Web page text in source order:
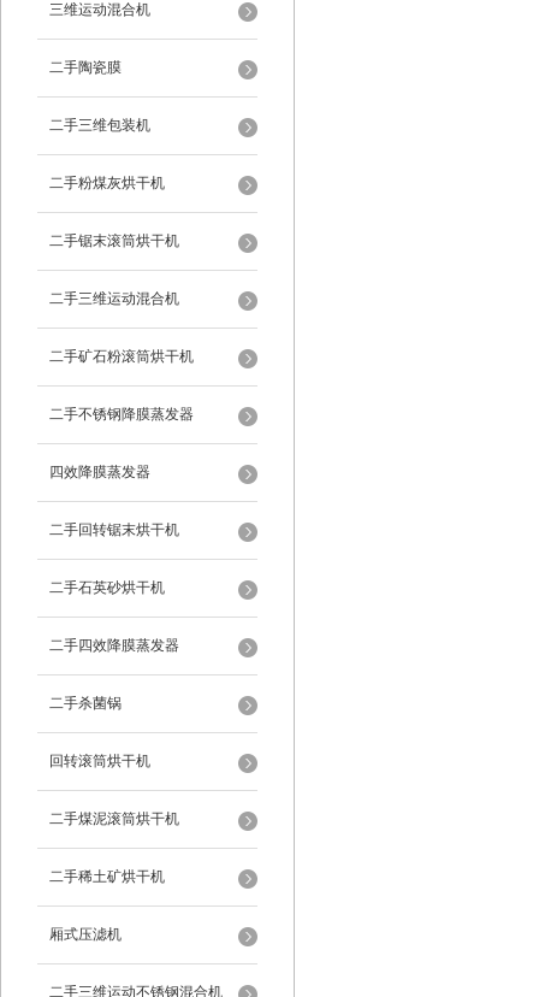
三维运动混合机
二手陶瓷膜
二手三维包装机
二手粉煤灰烘干机
二手锯末滚筒烘干机
二手三维运动混合机
二手矿石粉滚筒烘干机
二手不锈钢降膜蒸发器
四效降膜蒸发器
二手回转锯末烘干机
二手石英砂烘干机
二手四效降膜蒸发器
二手杀菌锅
回转滚筒烘干机
二手煤泥滚筒烘干机
二手稀土矿烘干机
厢式压滤机
二手三维运动不锈钢混合机